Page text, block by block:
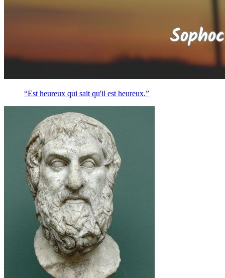
“Est heureux qui sait qu'il est heureux.”